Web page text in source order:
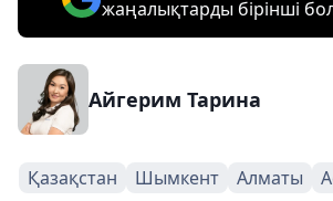
жаңалықтарды бірінші
Айгерим Тарина
Қазақстан Шымкент Алматы